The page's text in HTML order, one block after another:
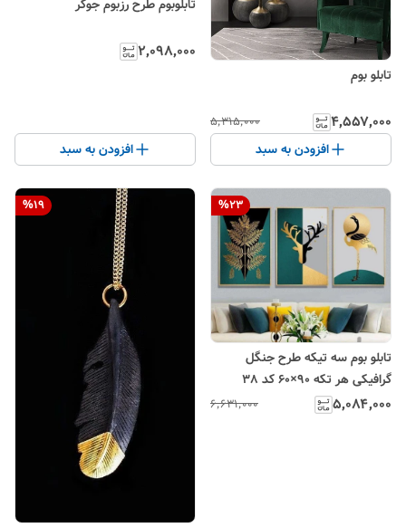
تابلو بوم
۴٬۵۵۷٬۰۰۰ ۵٬۳۱۵٬۰۰۰
افزودن به سبد
تابلوبوم طرح رزبوم جوکر
۲٬۰۹۸٬۰۰۰
افزودن به سبد
%23
تابلو بوم سه تیکه طرح جنگل
گرافیکی هر تکه ۹۰×۶۰ کد 38
۵٬۰۸۴٬۰۰۰ ۶٬۶۳۱٬۰۰۰
%19